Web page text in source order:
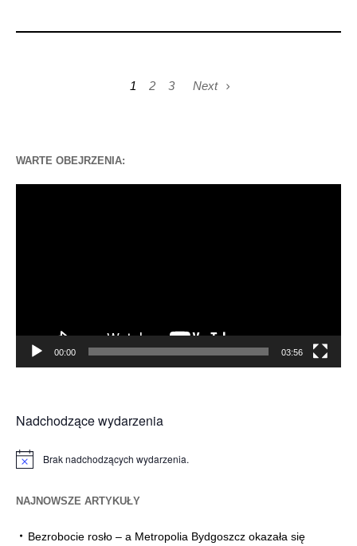
1 2 3 Next
WARTE OBEJRZENIA:
00:00 03:56
Nadchodzące wydarzenia
Powiadomienie
Brak nadchodzących wydarzenia.
NAJNOWSZE ARTYKUŁY
Bezrobocie rosło – a Metropolia Bydgoszcz okazała się